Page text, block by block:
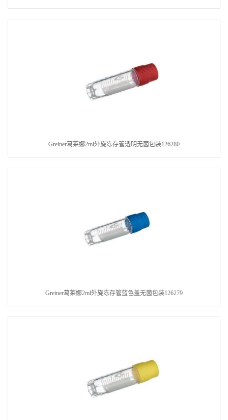
Greiner葛莱娜2ml外旋冻存管透明无菌包装126280
Greiner葛莱娜2ml外旋冻存管蓝色盖无菌包装126279